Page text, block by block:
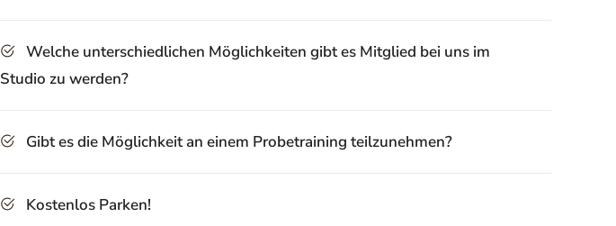
Welche unterschiedlichen Möglichkeiten gibt es Mitglied bei uns im
Studio zu werden?
Gibt es die Möglichkeit an einem Probetraining teilzunehmen?
Kostenlos Parken!